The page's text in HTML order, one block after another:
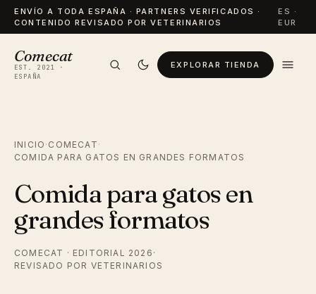
ENVÍO A TODA ESPAÑA · PARTNERS VERIFICADOS ·
CONTENIDO REVISADO POR VETERINARIOS
ES ·
EUR
Comecat
EST. 2021 ·
ESPAÑA
EXPLORAR TIENDA
INICIO · COMECAT ·
COMIDA PARA GATOS EN GRANDES FORMATOS
Comida para gatos en
grandes formatos
COMECAT · EDITORIAL 2026 ·
REVISADO POR VETERINARIOS